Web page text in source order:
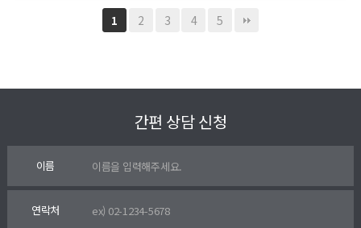
1 2 3 4 5
간편 상담 신청
이름
연락처